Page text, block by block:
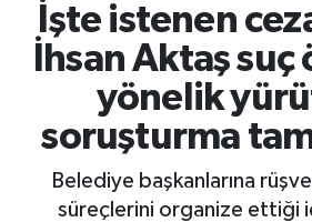
İşte istenen
İhsan Aktaş
yönelik
soruşturma
Belediye başkanlarına
süreçlerini organize ettiği
ENERJİ HABERİ
GAYRİMENKUL
HABER
LOJİSTİK
Trafik Durumu
Süper Lig Puan Durumu ve
Tüm Manşetler
Son Dakika Haberleri